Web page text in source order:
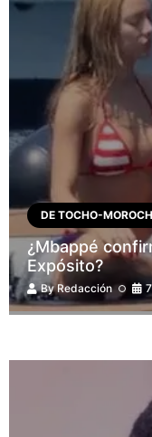
DE TOCHO-
¿Mbappé
Expósito?
ByRedacción